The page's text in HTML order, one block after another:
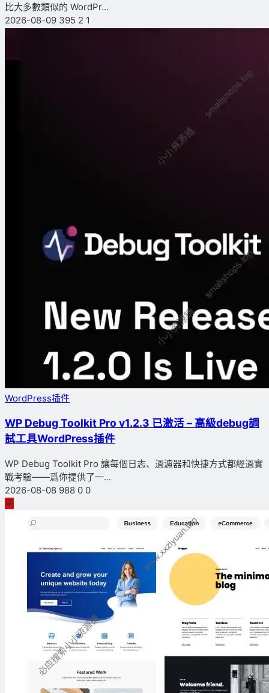
比大多數類似的 WordPr...
2026-08-09 395 2 1
WordPress插件
WP Debug Toolkit Pro v1.2.3 已激活 – 高級debug調
試工具WordPress插件
WP Debug Toolkit Pro 讓每個日志、過濾器和快捷方式都經過實
戰考驗——爲你提供了一...
2026-08-08 988 0 0
薦